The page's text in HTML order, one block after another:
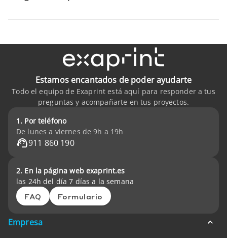
Estamos encantados de poder ayudarte
Todo el equipo de Exaprint está aquí para responder a tus
preguntas y acompañarte en tus proyectos.
1. Por teléfono
De lunes a viernes de 9h a 19h
911 860 190
2. En la página web exaprint.es
las 24h del día 7 días a la semana
FAQ Formulario
Empresa